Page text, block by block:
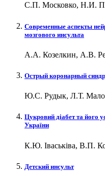
С.П. Московко, Н.И.
Современные аспекты
мозгового инсульта
А.А. Козелкин, А.В.
Острый коронарный
Ю.С. Рудык, Л.Т.
Цукровий діабет та його
України
К.Ю. Іваськіва, В.П.
Детский инсульт